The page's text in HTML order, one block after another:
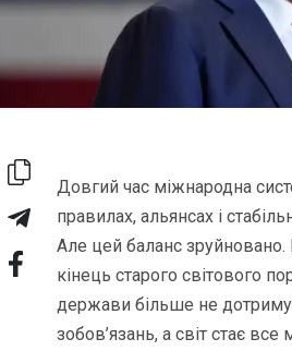
Довгий час міжнародна
правилах, альянсах і
Але цей баланс
кінець старого світового
держави більше не
зобов’язань, а світ стає